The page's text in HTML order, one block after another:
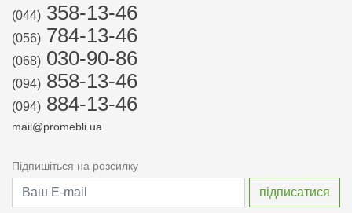
(044) 358-13-46
(056) 784-13-46
(068) 030-90-86
(094) 858-13-46
(094) 884-13-46
mail@promebli.ua
Підпишіться на розсилку